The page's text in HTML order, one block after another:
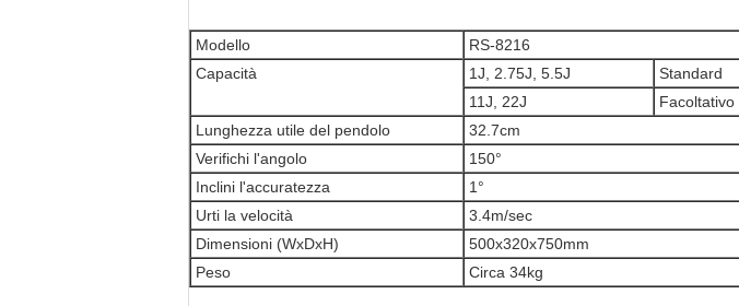
Modello
RS-8216
Capacità
1J, 2.75J, 5.5J
Standard
11J, 22J
Facoltativo
Lunghezza utile del pendolo
32.7cm
Verifichi l'angolo
150°
Inclini l'accuratezza
1°
Urti la velocità
3.4m/sec
Dimensioni (WxDxH)
500x320x750mm
Peso
Circa 34kg